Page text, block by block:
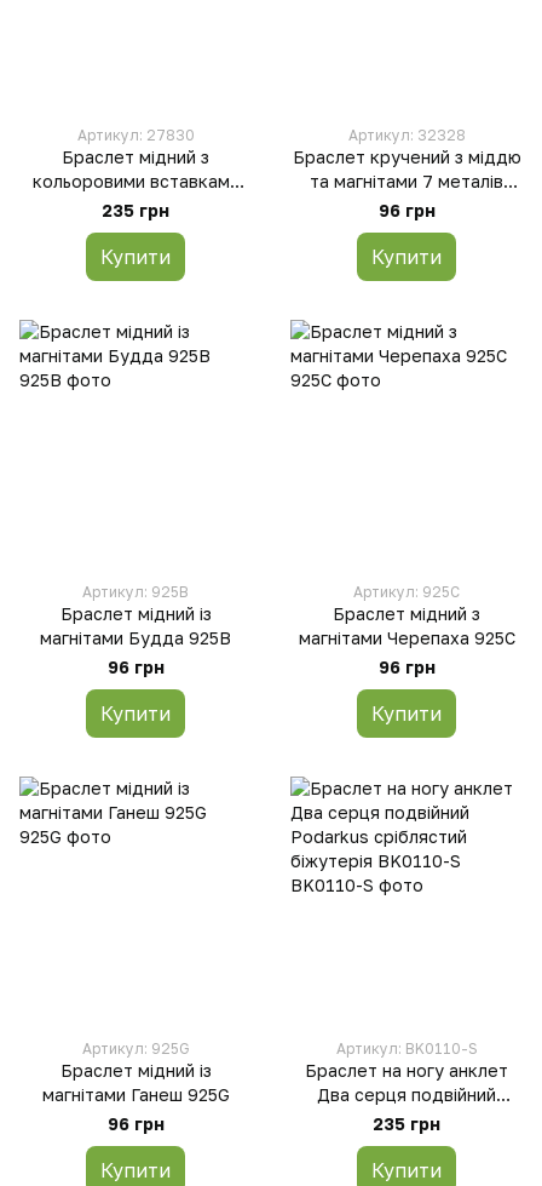
Артикул: 27830
Браслет мідний з
кольоровими вставками
27830
235 грн
Купити
Артикул: 32328
Браслет кручений з міддю
та магнітами 7 металів
32328
96 грн
Купити
Артикул: 925B
Браслет мідний із
магнітами Будда 925B
96 грн
Купити
Артикул: 925C
Браслет мідний з
магнітами Черепаха 925C
96 грн
Купити
Артикул: 925G
Браслет мідний із
магнітами Ганеш 925G
96 грн
Купити
Артикул: BK0110-S
Браслет на ногу анклет
Два серця подвійний
Podarkus сріблястий
біжутерія BK0110-S
235 грн
Купити